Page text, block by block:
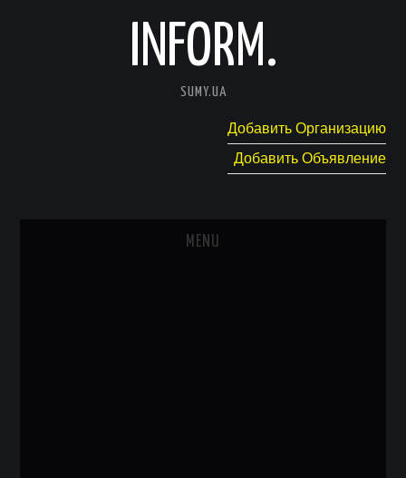
INFORM.
SUMY.UA
Добавить Организацию
Добавить Объявление
MENU